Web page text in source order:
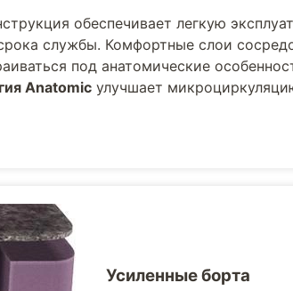
обеспечивает легкую
службы. Комфортные слои
под анатомические
Anatomic улучшает
Усиленные борта